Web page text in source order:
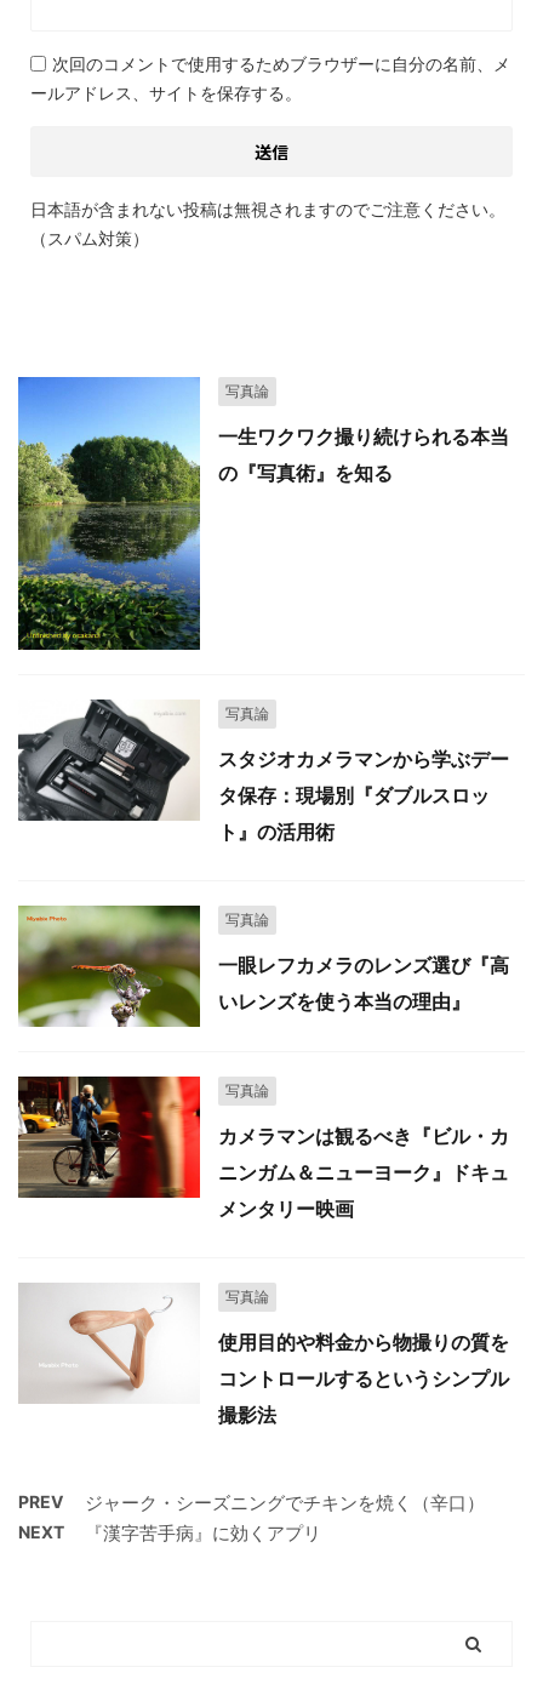
次回のコメントで使用するためブラウザーに自分の名前、メ
ールアドレス、サイトを保存する。
日本語が含まれない投稿は無視されますのでご注意ください。
（スパム対策）
写真論
一生ワクワク撮り続けられる本当
の『写真術』を知る
写真論
スタジオカメラマンから学ぶデー
タ保存：現場別『ダブルスロッ
ト』の活用術
写真論
一眼レフカメラのレンズ選び『高
いレンズを使う本当の理由』
写真論
カメラマンは観るべき『ビル・カ
ニンガム＆ニューヨーク』ドキュ
メンタリー映画
写真論
使用目的や料金から物撮りの質を
コントロールするというシンプル
撮影法
PREV ジャーク・シーズニングでチキンを焼く（辛口）
NEXT 『漢字苦手病』に効くアプリ